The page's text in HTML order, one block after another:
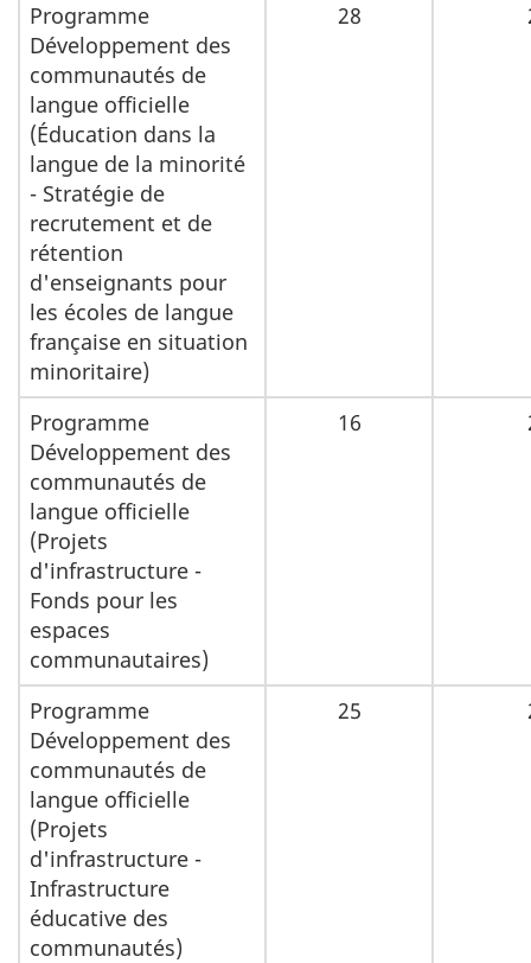
Programme
Développement des
communautés de
langue officielle
(Éducation dans la
langue de la minorité
- Stratégie de
recrutement et de
rétention
d'enseignants pour
les écoles de langue
française en situation
minoritaire)
28
Programme
Développement des
communautés de
langue officielle
(Projets
d'infrastructure -
Fonds pour les
espaces
communautaires)
16
Programme
Développement des
communautés de
langue officielle
(Projets
d'infrastructure -
Infrastructure
éducative des
communautés)
25